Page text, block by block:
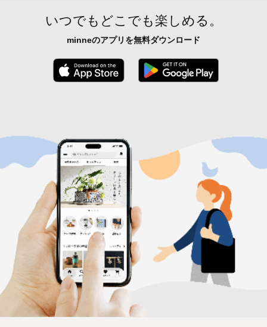
いつでもどこでも楽しめる。
minneのアプリを無料ダウンロード
App Store からダウンロード